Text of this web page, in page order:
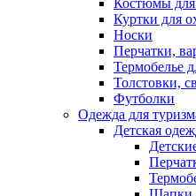
Костюмы
Куртки для
Носки
Перчатки,
Термобелье
Толстовки,
Футболки
Одежда для
Детская